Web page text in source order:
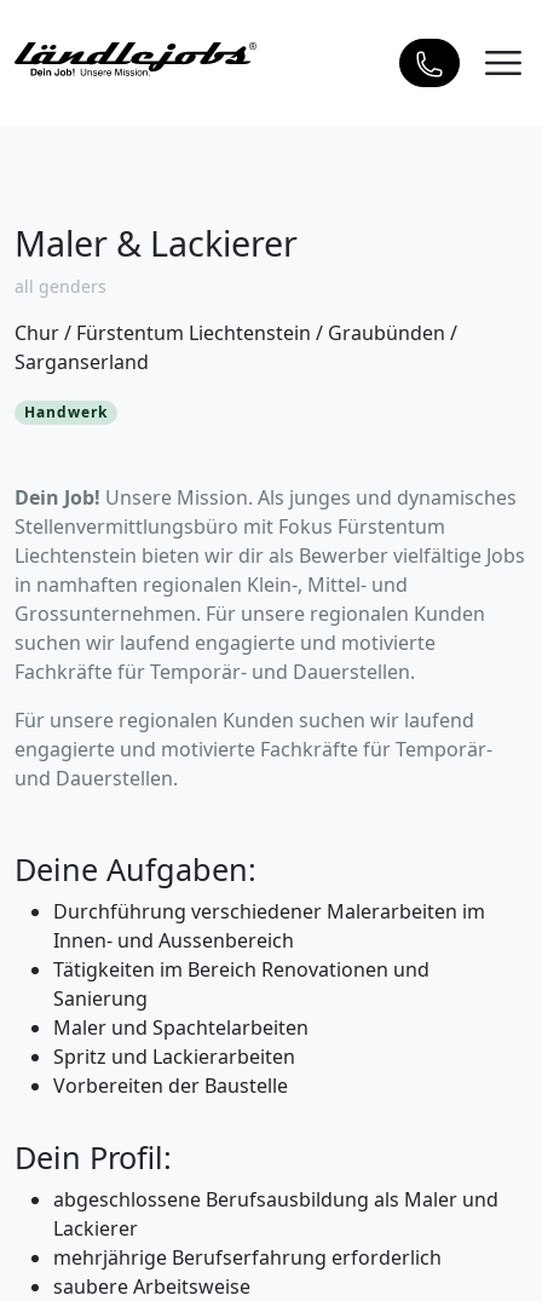
Maler & Lackierer
all genders
Chur/ Fürstentum Liechtenstein / Graubünden /
Sarganserland
Handwerk
Dein Job! Unsere Mission. Als junges und dynamisches
Stellenvermittlungsbüro mit Fokus Fürstentum
Liechtenstein bieten wir dir als Bewerber vielfältige Jobs
in namhaften regionalen Klein-, Mittel- und
Grossunternehmen. Für unsere regionalen Kunden
suchen wir laufend engagierte und motivierte
Fachkräfte für Temporär- und Dauerstellen.
Für unsere regionalen Kunden suchen wir laufend
engagierte und motivierte Fachkräfte für Temporär-
und Dauerstellen.
Deine Aufgaben:
Durchführung verschiedener Malerarbeiten im
Innen- und Aussenbereich
Tätigkeiten im Bereich Renovationen und
Sanierung
Maler und Spachtelarbeiten
Spritz und Lackierarbeiten
Vorbereiten der Baustelle
Dein Profil:
abgeschlossene Berufsausbildung als Maler und
Lackierer
mehrjährige Berufserfahrung erforderlich
saubere Arbeitsweise